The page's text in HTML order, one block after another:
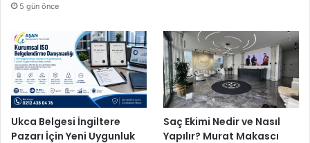
5 gün önce
Ukca Belgesi İngiltere
Pazarı İçin Yeni Uygunluk
Saç Ekimi Nedir ve Nasıl
Yapılır? Murat Makascı